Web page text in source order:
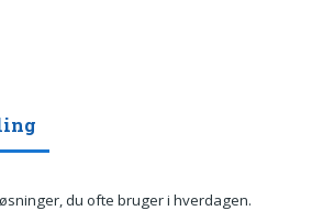
du ofte bruger i hverdagen.